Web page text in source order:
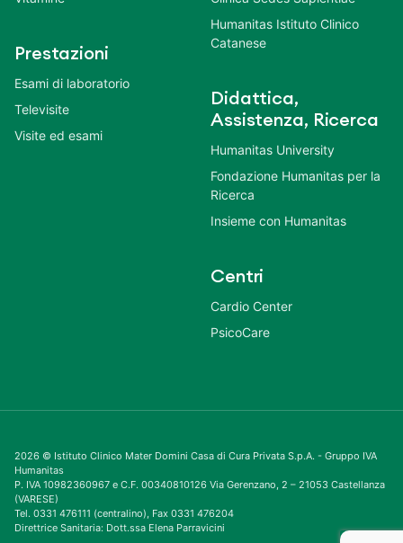
Prestazioni
Esami di laboratorio
Televisite
Visite ed esami
Humanitas Istituto Clinico
Catanese
Didattica,
Assistenza, Ricerca
Humanitas University
Fondazione Humanitas per la
Ricerca
Insieme con Humanitas
Centri
Cardio Center
PsicoCare
2026 © Istituto Clinico Mater Domini Casa di Cura Privata S.p.A. - Gruppo IVA
Humanitas
P. IVA 10982360967 e C.F. 00340810126 Via Gerenzano, 2 – 21053 Castellanza
(VARESE)
Tel. 0331 476111 (centralino), Fax 0331 476204
Direttrice Sanitaria: Dott.ssa Elena Parravicini